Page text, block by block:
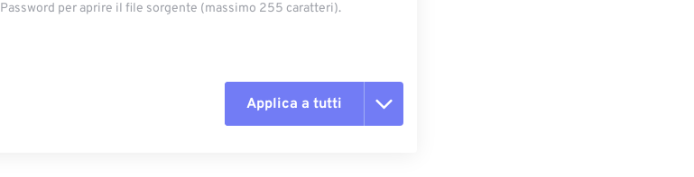
Password per aprire il file sorgente (massimo 255 caratteri).
Applica a tutti